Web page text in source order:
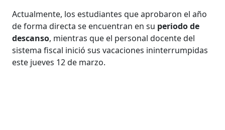
Actualmente, los estudiantes que aprobaron el año
de forma directa se encuentran en su periodo de
descanso, mientras que el personal docente del
sistema fiscal inició sus vacaciones ininterrumpidas
este jueves 12 de marzo.